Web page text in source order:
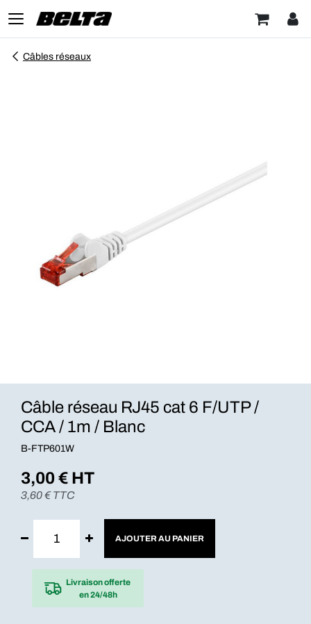
Câbles réseaux
Câble réseau RJ45 cat 6 F/UTP /
CCA / 1m / Blanc
B-FTP601W
3,00€ HT
3,60€ TTC
AJOUTER AU PANIER
Livraison offerte
en 24/48h